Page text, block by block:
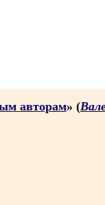
авторам» (